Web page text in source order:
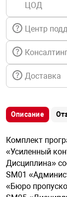
автомобили
средства
ключи
ЦОД
Центр
Доставка
Описание
Комплект
«Усиленный
Дисциплина»
SM01
«Бюро